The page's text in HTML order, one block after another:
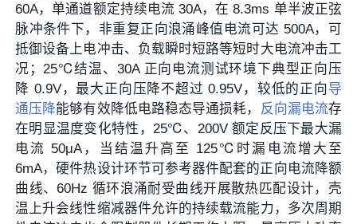
60A，单通道额定持续电流 30A，在 8.3ms 单半波正弦
脉冲条件下，非重复正向浪涌峰值电流可达 500A，可
抵御设备上电冲击、负载瞬时短路等短时大电流冲击工
况；25℃结温、30A 正向电流测试环境下典型正向压
降 0.9V，最大正向压降不超过 0.95V，较低的正向导
通压降能够有效降低电路稳态导通损耗， 反向漏电流存
在明显温度变化特性，25℃、200V 额定反压下最大漏
电流 50μA，当结温升高至 125℃时漏电流增大至
6mA，硬件热设计环节可参考器件配套的正向电流降额
曲线、60Hz 循环浪涌耐受曲线开展散热匹配设计，壳
温上升会线性缩减器件允许的持续载流能力，多次周期